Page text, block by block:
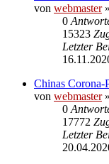
von webmaster
0
15323
Letzter
Chinas Corona-
von webmaster
0
17772
Letzter